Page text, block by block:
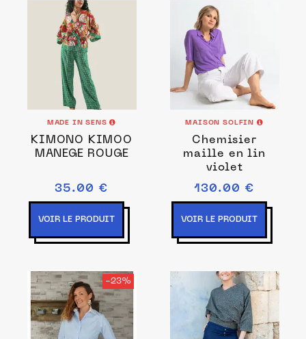
MADE IN SENS
KIMONO KIMOO
MANEGE ROUGE
35.00 €
VOIR LE PRODUIT
MAISON SOLFIN
Chemisier
maille en lin
violet
130.00 €
VOIR LE PRODUIT
-23%